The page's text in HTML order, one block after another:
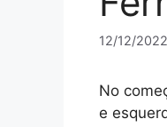
12/12/2022
No
e